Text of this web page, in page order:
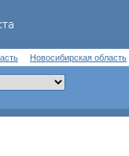
Новосибирская область